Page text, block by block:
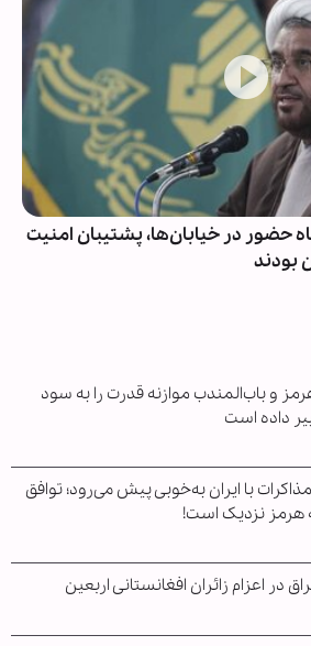
حضور در خیابان‌ها، پشتیبان امنیت
بودند
و باب‌المندب موازنه قدرت را به سود
داده است
با ایران به‌خوبی پیش می‌رود؛ توافق
هرمز نزدیک است!
در اعزام زائران افغانستانی اربعین